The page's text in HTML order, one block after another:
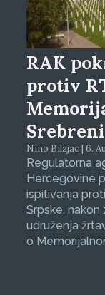
RAK
protiv
Nino Bilajac | 6.
Regulatorna
Hercegovine
ispitivanja
Srpske,
udruženja
o